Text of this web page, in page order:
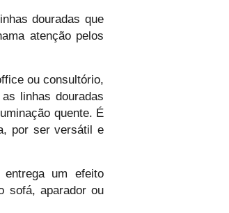
douradas que
atenção pelos
ou consultório,
linhas douradas
quente. É
por ser versátil e
um efeito
sofá, aparador ou